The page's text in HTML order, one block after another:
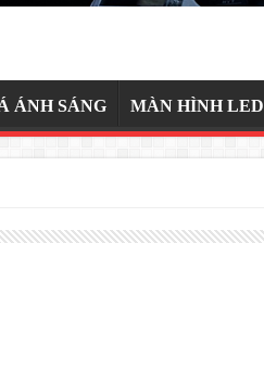
ÁNH SÁNG MÀN HÌNH LED